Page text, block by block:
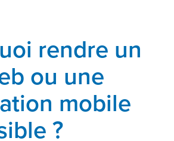
rendre un
ou une
mobile
?